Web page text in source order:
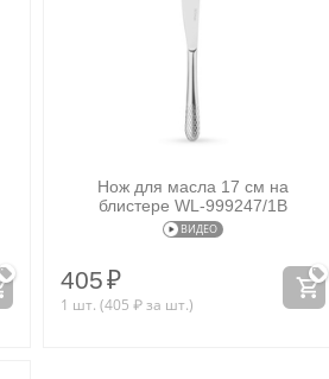
Нож для масла 17 см на
блистере WL‑999247/1B
ВИДЕО
405₽
1 шт. (405 ₽за шт.)